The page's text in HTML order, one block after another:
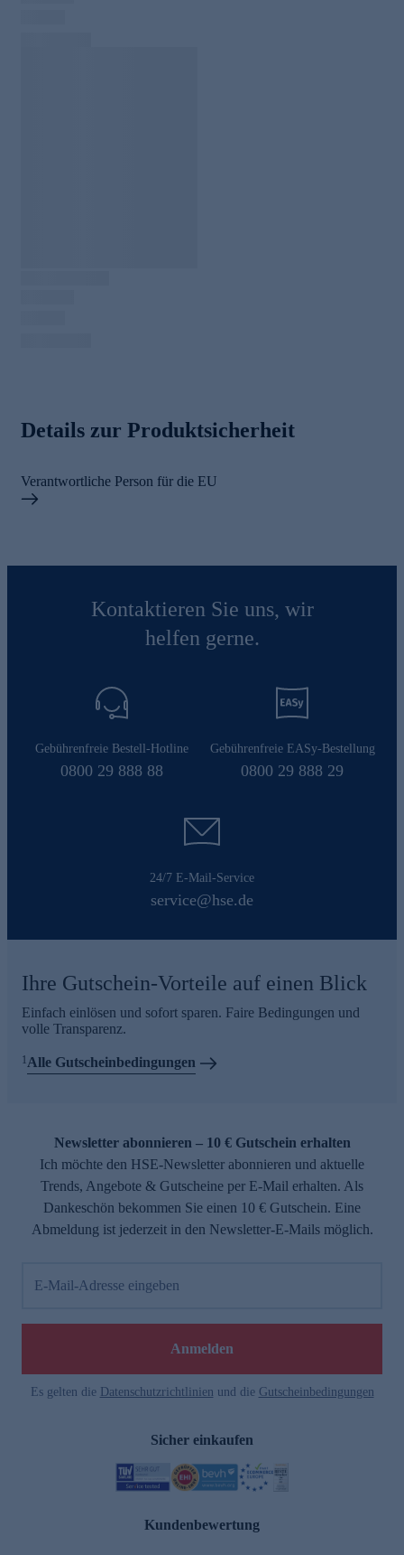
Details zur Produktsicherheit
Verantwortliche Person für die EU
Kontaktieren Sie uns, wir
helfen gerne.
Gebührenfreie Bestell-Hotline
0800 29 888 88
Gebührenfreie EASy-Bestellung
0800 29 888 29
24/7 E-Mail-Service
service@hse.de
Ihre Gutschein-Vorteile auf einen Blick
Einfach einlösen und sofort sparen. Faire Bedingungen und
volle Transparenz.
1 Alle Gutscheinbedingungen
Newsletter abonnieren – 10 € Gutschein erhalten
Ich möchte den HSE-Newsletter abonnieren und aktuelle
Trends, Angebote & Gutscheine per E-Mail erhalten. Als
Dankeschön bekommen Sie einen 10 € Gutschein. Eine
Abmeldung ist jederzeit in den Newsletter-E-Mails möglich.
E-Mail-Adresse eingeben
Anmelden
Es gelten die Datenschutzrichtlinien und die Gutscheinbedingungen
Sicher einkaufen
Kundenbewertung